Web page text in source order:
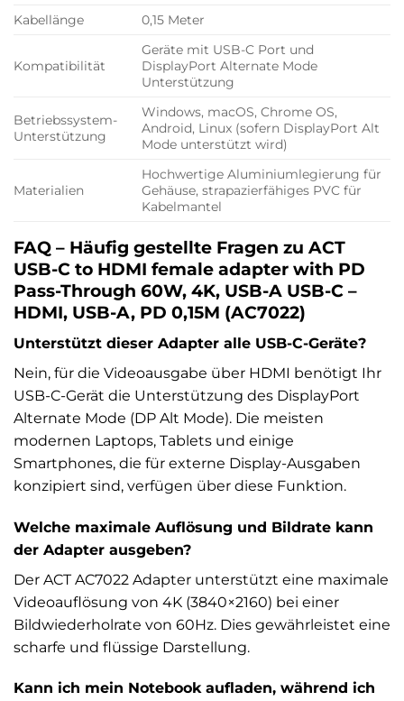
Kabellänge 0,15 Meter
Kompatibilität
Geräte mit USB-C Port und
DisplayPort Alternate Mode
Unterstützung
Betriebssystem-
Unterstützung
Windows, macOS, Chrome OS,
Android, Linux (sofern DisplayPort Alt
Mode unterstützt wird)
Materialien
Hochwertige Aluminiumlegierung für
Gehäuse, strapazierfähiges PVC für
Kabelmantel
FAQ – Häufig gestellte Fragen zu ACT
USB-C to HDMI female adapter with PD
Pass-Through 60W, 4K, USB-A USB-C –
HDMI, USB-A, PD 0,15M (AC7022)
Unterstützt dieser Adapter alle USB-C-Geräte?
Nein, für die Videoausgabe über HDMI benötigt Ihr
USB-C-Gerät die Unterstützung des DisplayPort
Alternate Mode (DP Alt Mode). Die meisten
modernen Laptops, Tablets und einige
Smartphones, die für externe Display-Ausgaben
konzipiert sind, verfügen über diese Funktion.
Welche maximale Auflösung und Bildrate kann
der Adapter ausgeben?
Der ACT AC7022 Adapter unterstützt eine maximale
Videoauflösung von 4K (3840×2160) bei einer
Bildwiederholrate von 60Hz. Dies gewährleistet eine
scharfe und flüssige Darstellung.
Kann ich mein Notebook aufladen, während ich